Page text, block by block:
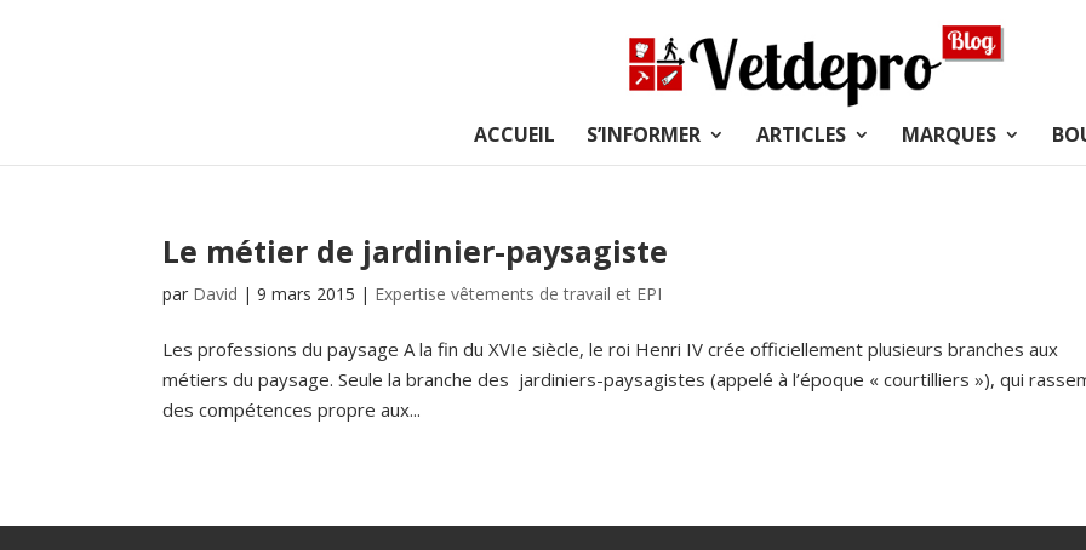
ACCUEIL S’INFORMER ARTICLES MARQUES
Le métier de jardinier-paysagiste
par David |9 mars 2015 | Expertise vêtements de travail et EPI
Les professions du paysage A la fin du XVIe siècle, le roi Henri IV crée officiellement plusieurs branches aux
métiers du paysage. Seule la branche des jardiniers-paysagistes (appelé à l’époque « courtilliers »), qui
des compétences propre aux...